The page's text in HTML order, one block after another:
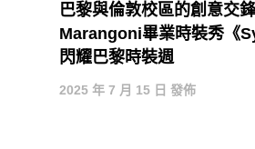
巴黎與倫敦校區的創意交
Marangoni畢業時裝秀《
閃耀巴黎時裝週
2025 年 7 月 15 日 發佈